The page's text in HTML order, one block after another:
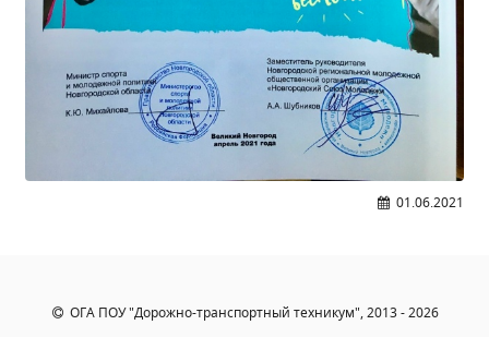
Образование
Образовательные стандарты и требования
Руководство
Педагогический состав
Материально-техническое обеспечение и
Вакантные места для приёма (перевода)
01.06.2021
ОГА ПОУ "Дорожно-транспортный техникум", 2013 - 2026